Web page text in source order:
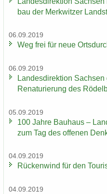
bau der Merk­wit­zer
06.09.2019
Weg frei für neue
06.09.2019
Lan­des­di­rek­ti­on
Re­na­tu­rie­rung des
05.09.2019
100 Jahre Bau­haus –
zum Tag des of­fe­nen
04.09.2019
Rü­cken­wind für den
04.09.2019